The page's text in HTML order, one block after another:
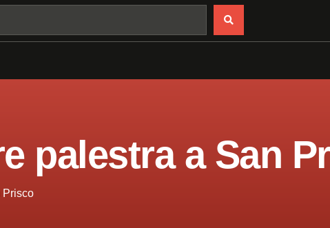
palestra a San
Prisco